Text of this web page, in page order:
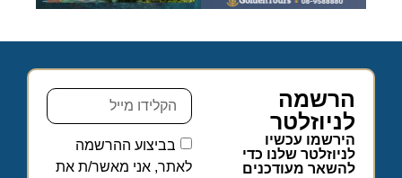
הרשמה
לניוזלטר
הירשמו עכשיו
לניוזלטר שלנו כדי
להשאר מעודכנים
בביצוע ההרשמה
לאתר, אני מאשר/ת את